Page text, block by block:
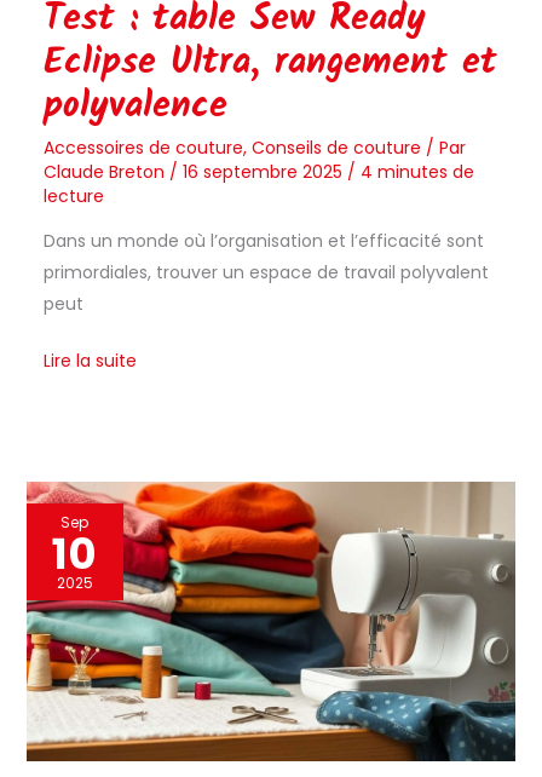
Test : table Sew Ready
Eclipse Ultra, rangement et
polyvalence
Accessoires de couture, Conseils de couture / Par
Claude Breton / 16 septembre 2025 / 4 minutes de
lecture
Dans un monde où l’organisation et l’efficacité sont
primordiales, trouver un espace de travail polyvalent
peut
Lire la suite
Sep
10
2025
Patron
gratuit
créez
votre
bob
en